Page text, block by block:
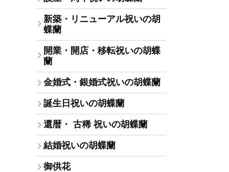
新築・リニューアル祝いの胡
蝶蘭
開業・開店・移転祝いの胡蝶
蘭
金婚式・銀婚式祝いの胡蝶蘭
誕生日祝いの胡蝶蘭
還暦・ 古稀 祝いの胡蝶蘭
結婚祝いの胡蝶蘭
御供花